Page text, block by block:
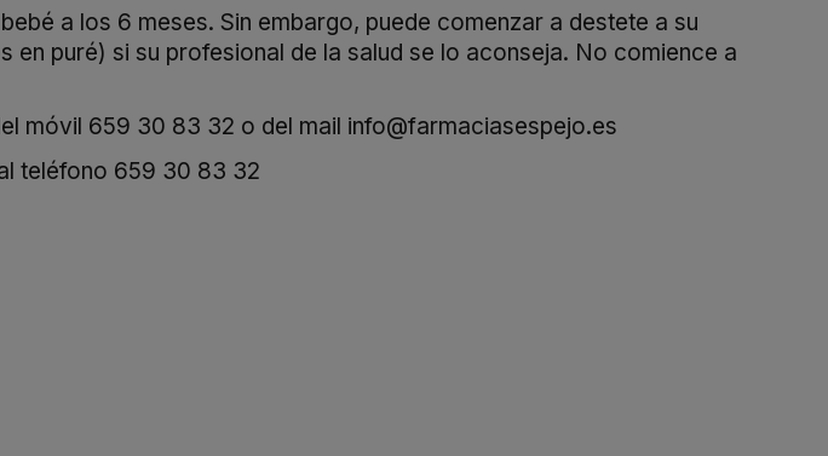
a los 6 meses. Sin embargo, puede comenzar a destete a su
puré) si su profesional de la salud se lo aconseja. No comience a
móvil 659 30 83 32 o del mail info@farmaciasespejo.es
teléfono 659 30 83 32